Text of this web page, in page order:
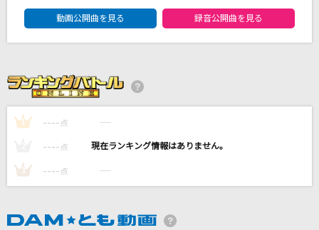
rsion) [君の瞳に恋してる]
Boys Town Gang
DISH//
Wasted Nights
カラオケ最新情報をチェック！
動画公開曲を見る 録音公開曲を見る
1 ---- 点 ----
---- 点 ----
3 ---- 点 ----